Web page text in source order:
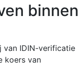
binnen
van IDIN-verificatie
koers van